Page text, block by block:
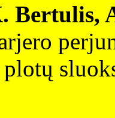
Bertulis,